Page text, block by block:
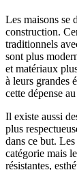
Les maisons se
construction.
traditionnels
sont plus
et matériaux
à leurs grandes
cette dépense
Il existe aussi
plus
dans ce but.
catégorie mais
résistantes,